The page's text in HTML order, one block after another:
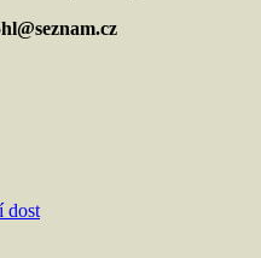
dost